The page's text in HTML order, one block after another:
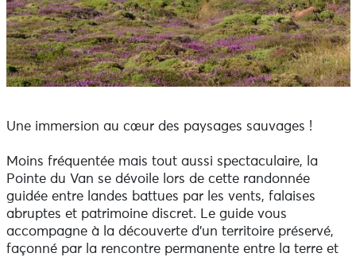
Une immersion au cœur des paysages sauvages !
Moins fréquentée mais tout aussi spectaculaire, la
Pointe du Van se dévoile lors de cette randonnée
guidée entre landes battues par les vents, falaises
abruptes et patrimoine discret. Le guide vous
accompagne à la découverte d’un territoire préservé,
façonné par la rencontre permanente entre la terre et